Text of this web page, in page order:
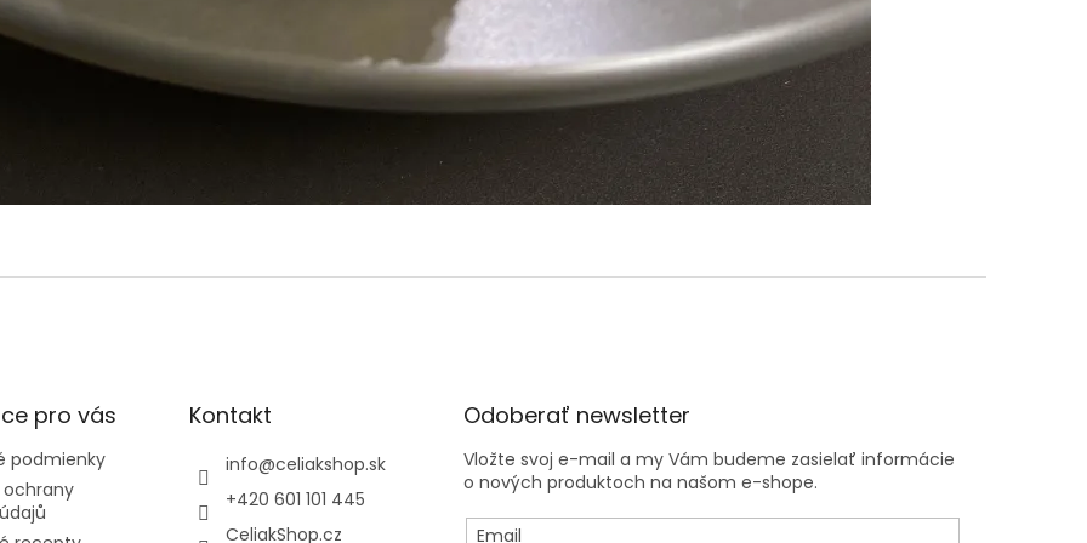
pro vás
podmienky
Kontakt
info@celiakshop.sk
+420 601 101 445
CeliakShop.cz
Odoberať newsletter
Vložte svoj e-mail a my Vám budeme zasielať informácie
o nových produktoch na našom e-shope.
Email